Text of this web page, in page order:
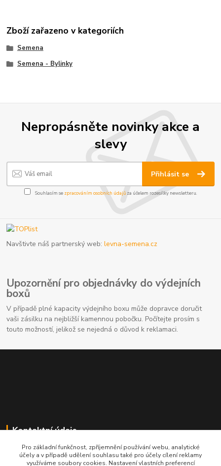
Zboží zařazeno v kategoriích
Semena
Semena - Bylinky
Nepropásněte novinky akce a
slevy
Přihlásit se
Souhlasím se zpracováním osobních údajůza účelem rozesílky newsletteru.
Navštivte náš partnerský web:levna-semena.cz
Upozornění pro objednávky do výdejních
boxů
V případě plné kapacity výdejního boxu může dopravce doručit
vaši zásilku na nejbližší kamennou pobočku. Počítejte prosím s
touto možností, jelikož se nejedná o důvod k reklamaci.
Kontaktní údaje
704691325
Pro základní funkčnost, zpříjemnění používání webu, analytické
účely a v případě udělení souhlasu také pro účely cílení reklamy
využíváme soubory cookies. Nastavení vlastních preferencí